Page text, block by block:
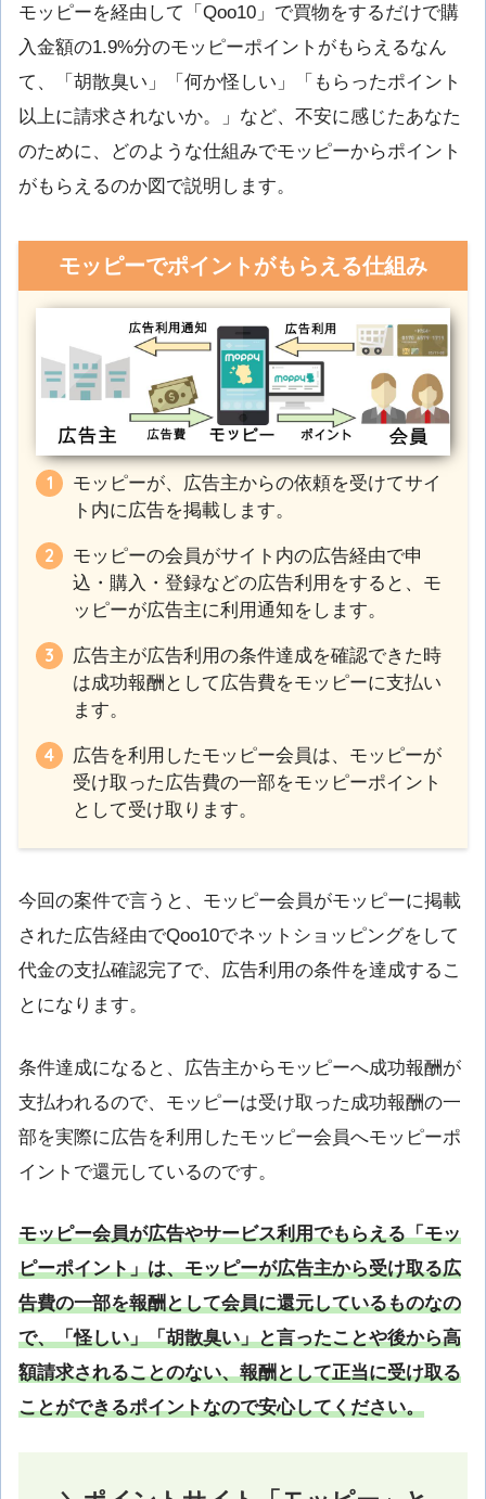
モッピーを経由して「Qoo10」で買物をするだけで購
入金額の1.9%分のモッピーポイントがもらえるなん
て、「胡散臭い」「何か怪しい」「もらったポイント
以上に請求されないか。」など、不安に感じたあなた
のために、どのような仕組みでモッピーからポイント
がもらえるのか図で説明します。
モッピーでポイントがもらえる仕組み
モッピーが、広告主からの依頼を受けてサイ
ト内に広告を掲載します。
モッピーの会員がサイト内の広告経由で申
込・購入・登録などの広告利用をすると、モ
ッピーが広告主に利用通知をします。
広告主が広告利用の条件達成を確認できた時
は成功報酬として広告費をモッピーに支払い
ます。
広告を利用したモッピー会員は、モッピーが
受け取った広告費の一部をモッピーポイント
として受け取ります。
今回の案件で言うと、モッピー会員がモッピーに掲載
された広告経由でQoo10でネットショッピングをして
代金の支払確認完了で、広告利用の条件を達成するこ
とになります。
条件達成になると、広告主からモッピーへ成功報酬が
支払われるので、モッピーは受け取った成功報酬の一
部を実際に広告を利用したモッピー会員へモッピーポ
イントで還元しているのです。
モッピー会員が広告やサービス利用でもらえる「モッ
ピーポイント」は、モッピーが広告主から受け取る広
告費の一部を報酬として会員に還元しているものなの
で、「怪しい」「胡散臭い」と言ったことや後から高
額請求されることのない、報酬として正当に受け取る
ことができるポイントなので安心してください。